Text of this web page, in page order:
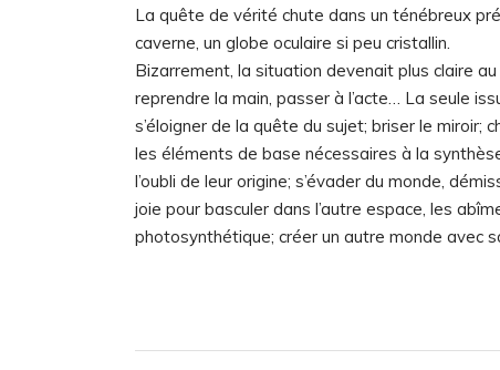
La quête de vérité chute dans un ténébreux
caverne, un globe oculaire si peu cristallin.
Bizarrement, la situation devenait plus claire
reprendre la main, passer à l’acte… La seule
s’éloigner de la quête du sujet; briser le
les éléments de base nécessaires à la
l’oubli de leur origine; s’évader du monde,
joie pour basculer dans l’autre espace, les
photosynthétique; créer un autre monde avec